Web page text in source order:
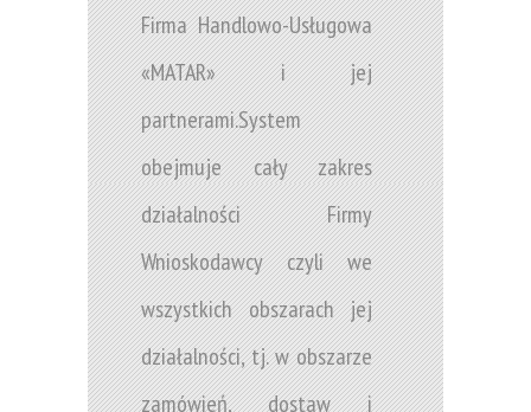
Firma Handlowo-Usługowa
«MATAR» i jej
partnerami.System
obejmuje cały zakres
działalności Firmy
Wnioskodawcy czyli we
wszystkich obszarach jej
działalności, tj. w obszarze
zamówień, dostaw i